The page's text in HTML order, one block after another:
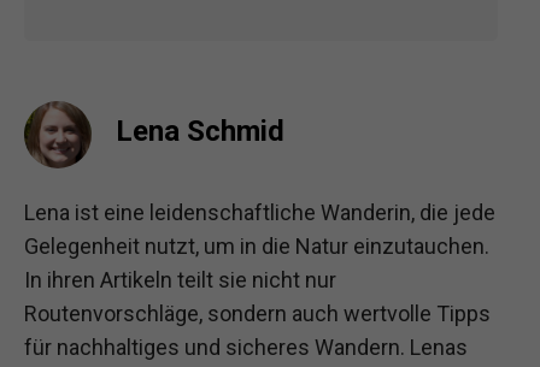
Lena Schmid
Lena ist eine leidenschaftliche Wanderin, die jede
Gelegenheit nutzt, um in die Natur einzutauchen.
In ihren Artikeln teilt sie nicht nur
Routenvorschläge, sondern auch wertvolle Tipps
für nachhaltiges und sicheres Wandern. Lenas